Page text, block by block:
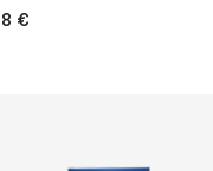
8 €